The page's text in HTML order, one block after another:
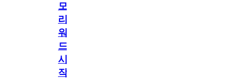
모
리
워
드
시
작